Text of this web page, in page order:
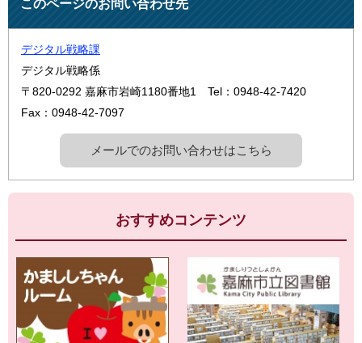
このページのお問い合わせ先
デジタル戦略課
デジタル戦略係
〒820-0292 嘉麻市岩崎1180番地1
Tel：0948-42-7420
Fax：0948-42-7097
メールでのお問い合わせはこちら
おすすめコンテンツ